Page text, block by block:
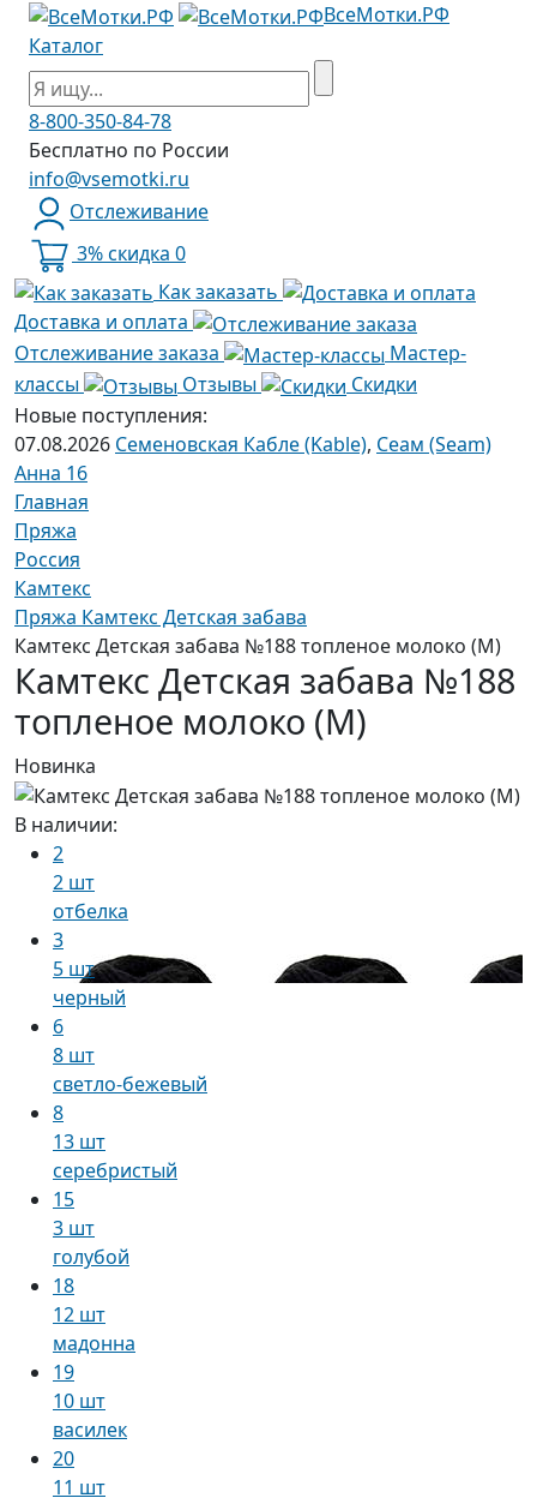
ВсеМотки.РФ
Каталог
8-800-350-84-78
Бесплатно по России
info@vsemotki.ru
Отслеживание
3% скидка 0
Как заказать
Доставка и оплата
Отслеживание заказа
Мастер-
классы
Отзывы
Скидки
Новые поступления:
07.08.2026 Семеновская Кабле (Kable), Сеам (Seam)
Анна 16
Главная
Пряжа
Россия
Камтекс
Пряжа Камтекс Детская забава
Камтекс Детская забава №188 топленое молоко (М)
Камтекс Детская забава №188
топленое молоко (М)
Новинка
В наличии:
2
2 шт
отбелка
3
5 шт
черный
6
8 шт
светло-бежевый
8
13 шт
серебристый
15
3 шт
голубой
18
12 шт
мадонна
19
10 шт
василек
20
11 шт